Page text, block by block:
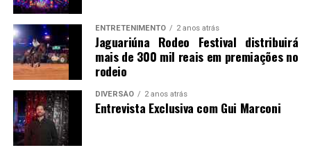
ENTRETENIMENTO 2 anos atrás
Jaguariúna Rodeo Festival distribuirá
mais de 300 mil reais em premiações no
rodeio
DIVERSÃO 2 anos atrás
Entrevista Exclusiva com Gui Marconi